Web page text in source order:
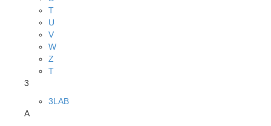
T
U
V
W
Z
Т
3
3LAB
A